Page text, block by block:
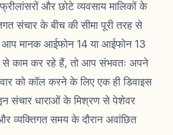
और छोटे व्यवसाय मालिकों के
संचार के बीच की सीमा पूरी तरह से
आप मानक आईफोन 14 या आईफोन 13
से काम कर रहे हैं, तो आप संभवतः अपने
को कॉल करने के लिए एक ही डिवाइस
संचार धाराओं के मिश्रण से पेशेवर
व्यक्तिगत समय के दौरान अवांछित